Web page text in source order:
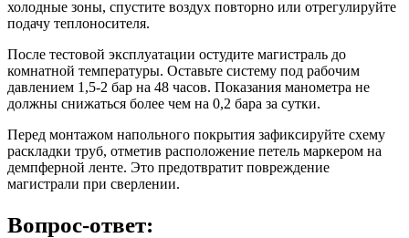
холодные зоны, спустите воздух повторно или отрегулируйте
подачу теплоносителя.
После тестовой эксплуатации остудите магистраль до
комнатной температуры. Оставьте систему под рабочим
давлением 1,5-2 бар на 48 часов. Показания манометра не
должны снижаться более чем на 0,2 бара за сутки.
Перед монтажом напольного покрытия зафиксируйте схему
раскладки труб, отметив расположение петель маркером на
демпферной ленте. Это предотвратит повреждение
магистрали при сверлении.
Вопрос-ответ: